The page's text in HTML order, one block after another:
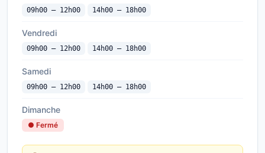
09h00 — 12h00 14h00 — 18h00
Vendredi
09h00 — 12h00 14h00 — 18h00
Samedi
09h00 — 12h00 14h00 — 18h00
Dimanche
● Fermé